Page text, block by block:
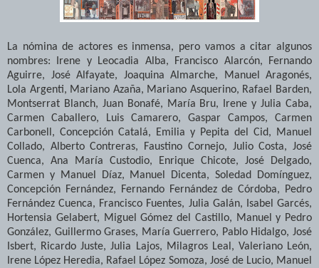
La nómina de actores es inmensa, pero vamos a citar algunos
nombres: Irene y Leocadia Alba, Francisco Alarcón, Fernando
Aguirre, José Alfayate, Joaquina Almarche, Manuel Aragonés,
Lola Argenti, Mariano Azaña, Mariano Asquerino, Rafael Barden,
Montserrat Blanch, Juan Bonafé, María Bru, Irene y Julia Caba,
Carmen Caballero, Luis Camarero, Gaspar Campos, Carmen
Carbonell, Concepción Catalá, Emilia y Pepita del Cid, Manuel
Collado, Alberto Contreras, Faustino Cornejo, Julio Costa, José
Cuenca, Ana María Custodio, Enrique Chicote, José Delgado,
Carmen y Manuel Díaz, Manuel Dicenta, Soledad Domínguez,
Concepción Fernández, Fernando Fernández de Córdoba, Pedro
Fernández Cuenca, Francisco Fuentes, Julia Galán, Isabel Garcés,
Hortensia Gelabert, Miguel Gómez del Castillo, Manuel y Pedro
González, Guillermo Grases, María Guerrero, Pablo Hidalgo, José
Isbert, Ricardo Juste, Julia Lajos, Milagros Leal, Valeriano León,
Irene López Heredia, Rafael López Somoza, José de Lucio, Manuel